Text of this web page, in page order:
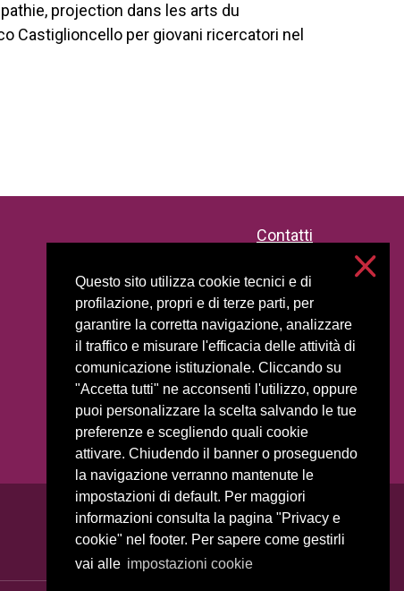
Questo sito utilizza cookie tecnici e di
profilazione, propri e di terze parti, per
garantire la corretta navigazione, analizzare
il traffico e misurare l'efficacia delle attività di
comunicazione istituzionale. Cliccando su
"Accetta tutti" ne acconsenti l'utilizzo, oppure
puoi personalizzare la scelta salvando le tue
preferenze e scegliendo quali cookie
attivare. Chiudendo il banner o proseguendo
la navigazione verranno mantenute le
impostazioni di default. Per maggiori
informazioni consulta la pagina "Privacy e
cookie" nel footer. Per sapere come gestirli
vai alle impostazioni cookie
projection dans les arts du
Castiglioncello per giovani ricercatori nel
Contatti
Impostazioni cookie
Accessibilità